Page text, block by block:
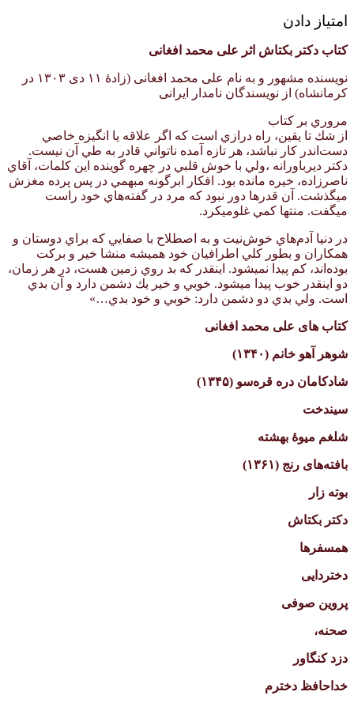
امتیاز دادن
کتاب دکتر بکتاش اثر علی محمد افغانی
نویسنده مشهور و به نام علی‌ محمد افغانی (زادهٔ ۱۱ دی ۱۳۰۳ در
کرمانشاه) از نویسندگان نامدار ایرانی
مروري بر كتاب
از شك تا يقين، راه درازي است كه اگر علاقه يا انگيزه خاصي
دست‌اندر كار نباشد، هر تازه آمده ناتواني قادر به طي آن نيست.
دكتر دير‌باورانه ،‌ولي با خوش قلبي در چهره گوينده اين كلمات، آقاي
ناصرزاده، خيره مانده بود. افكار ابر‌گونه مبهمي در پس پرده مغزش
ميگذشت. آن قدرها دور نبود كه مرد در گفته‌هاي خود راست
ميگفت. منتها كمي غلوميكرد.
در دنيا آدم‌هاي خوش‌نيت و به اصطلاح با صفايي كه براي دوستان و
همكاران و بطور كلي اطرافيان خود هميشه منشا خير و بركت
بوده‌اند، كم پيدا نميشود. اينقدر كه بد روي زمين هست، در هر زمان،
دو اينقدر خوب پيدا ميشود. خوبي و خير يك دشمن دارد و آن بدي
است. ولي بدي دو دشمن دارد: خوبي و خود بدي…»
کتاب های علی محمد افغانی
شوهر آهو خانم (۱۳۴۰)
شادکامان دره قره‌سو (۱۳۴۵)
سیندخت
شلغم میوهٔ بهشته
بافته‌های رنج (۱۳۶۱)
بوته زار
دکتر بکتاش
همسفرها
دختردایی
پروین صوفی
صحنه،
دزد کنگاور
خداحافظ دخت‍رم